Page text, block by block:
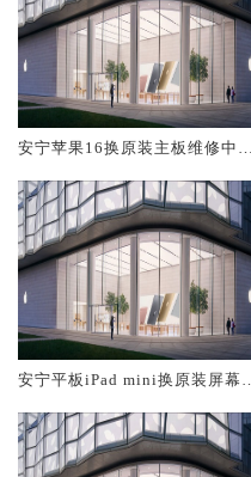
安宁苹果16换原装主板维修中心
安宁平板iPad mini换原装屏幕服